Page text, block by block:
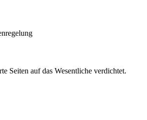
Seiten auf das Wesentliche verdichtet.